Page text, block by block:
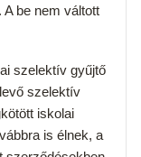
be nem váltott
szelektív gyűjtő
szelektív
iskolai
is élnek, a